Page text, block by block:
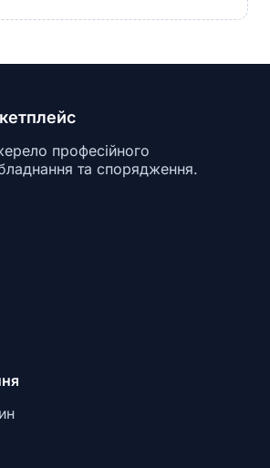
професійного
та спорядження.